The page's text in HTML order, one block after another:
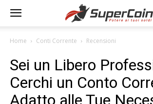
Home Conti Corrente Recensioni
Sei un Libero
Cerchi un Conto
Adatto alle Tue